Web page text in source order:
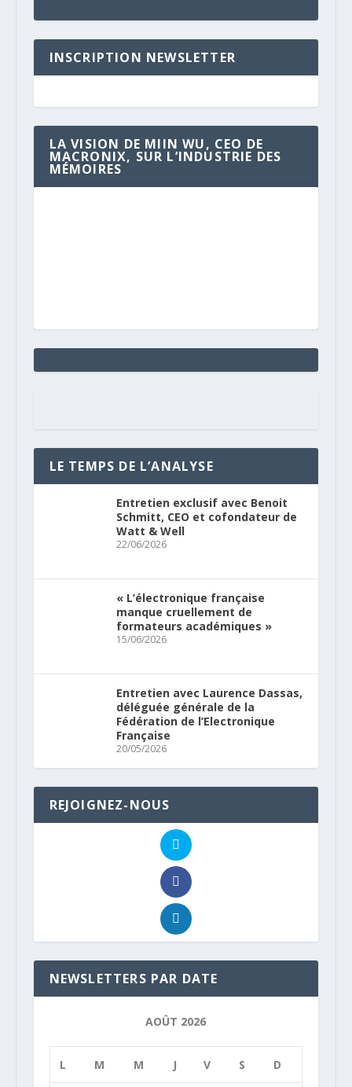
INSCRIPTION NEWSLETTER
LA VISION DE MIIN WU, CEO DE
MACRONIX, SUR L’INDUSTRIE DES
MÉMOIRES
LE TEMPS DE L’ANALYSE
Entretien exclusif avec Benoit
Schmitt, CEO et cofondateur de
Watt & Well
22/06/2026
« L’électronique française
manque cruellement de
formateurs académiques »
15/06/2026
Entretien avec Laurence Dassas,
déléguée générale de la
Fédération de l’Electronique
Française
20/05/2026
REJOIGNEZ-NOUS
NEWSLETTERS PAR DATE
AOÛT 2026
L M M J V S D